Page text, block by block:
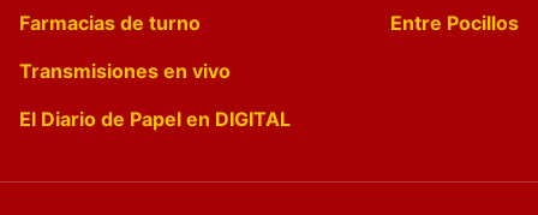
Farmacias de turno
Entre Pocillos
Transmisiones en vivo
El Diario de Papel en DIGITAL